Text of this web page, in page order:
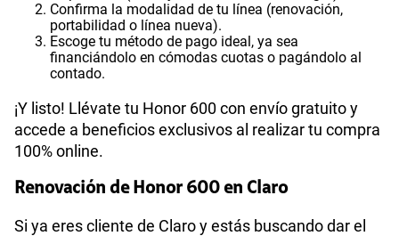
Confirma la modalidad de tu línea (renovación,
portabilidad o línea nueva).
Escoge tu método de pago ideal, ya sea
financiándolo en cómodas cuotas o pagándolo al
contado.
¡Y listo! Llévate tu Honor 600 con envío gratuito y
accede a beneficios exclusivos al realizar tu compra
100% online.
Renovación de Honor 600 en Claro
Si ya eres cliente de Claro y estás buscando dar el